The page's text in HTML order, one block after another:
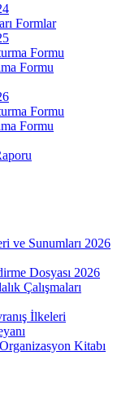
Formlar
Formu
Formu
Formu
Formu
ve Sunumları 2026
Dosyası 2026
Çalışmaları
İlkeleri
Kitabı